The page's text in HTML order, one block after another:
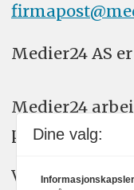
Medier24 AS
Medier24
plakatens
Vi bruker KI-
Dine valg: